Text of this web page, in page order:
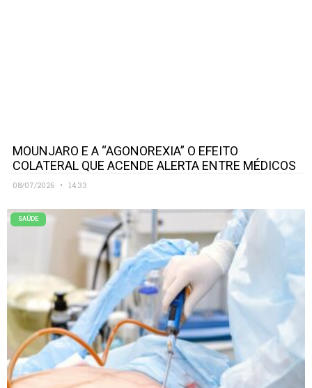
MOUNJARO E A “AGONOREXIA” O EFEITO
COLATERAL QUE ACENDE ALERTA ENTRE MÉDICOS
08/07/2026 14:33
SAÚDE